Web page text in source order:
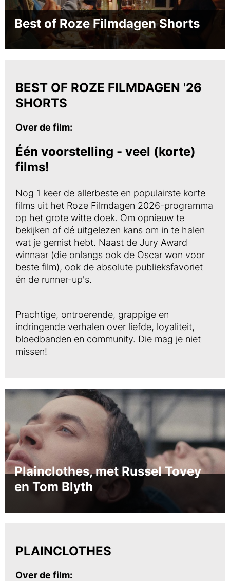
Best of Roze Filmdagen Shorts
BEST OF ROZE FILMDAGEN '26
SHORTS
Over de film:
Één voorstelling - veel (korte)
films!
Nog 1 keer de allerbeste en populairste korte
films uit het Roze Filmdagen 2026-programma
op het grote witte doek. Om opnieuw te
bekijken of dé uitgelezen kans om in te halen
wat je gemist hebt. Naast de Jury Award
winnaar (die onlangs ook de Oscar won voor
beste film), ook de absolute publieksfavoriet
én de runner-up's.
Prachtige, ontroerende, grappige en
indringende verhalen over liefde, loyaliteit,
bloedbanden en community. Die mag je niet
missen!
Plainclothes, met Russel Tovey
en Tom Blyth
PLAINCLOTHES
Over de film: